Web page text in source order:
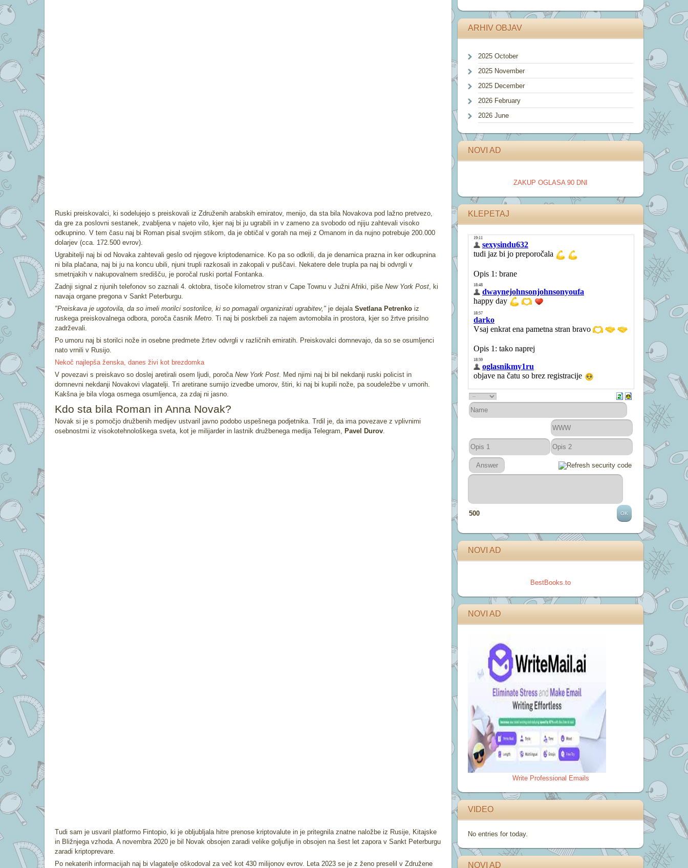
Ruski preiskovalci, ki sodelujejo s preiskovali iz Združenih arabskih emiratov, menijo, da sta bila Novakova pod lažno pretvezo,
da gre za poslovni sestanek, zvabljena v najeto vilo, kjer naj bi ju ugrabili in v zameno za svobodo od njiju zahtevali visoko
odkupnino. V tem času naj bi Roman pisal svojim stikom, da je obtičal v gorah na meji z Omanom in da nujno potrebuje 200.000
dolarjev (cca. 172.500 evrov).
Ugrabitelji naj bi od Novaka zahtevali geslo od njegove kriptodenarnice. Ko pa so odkrili, da je denarnica prazna in ker odkupnina
ni bila plačana, naj bi ju na koncu ubili, njuni trupli razkosali in zakopali v puščavi. Nekatere dele trupla pa naj bi odvrgli v
smetnjakih v nakupovalnem središču, je poročal ruski portal Fontanka.
Zadnji signal z njunih telefonov so zaznali 4. oktobra, tisoče kilometrov stran v Cape Townu v Južni Afriki, piše New York Post, ki
navaja organe pregona v Sankt Peterburgu.
"Preiskava je ugotovila, da so imeli morilci sostorilce, ki so pomagali organizirati ugrabitev," je dejala Svetlana Petrenko iz
ruskega preiskovalnega odbora, poroča časnik Metro. Ti naj bi poskrbeli za najem avtomobila in prostora, kjer so žrtve prisilno
zadrževali.
Po umoru naj bi storilci nože in osebne predmete žrtev odvrgli v različnih emiratih. Preiskovalci domnevajo, da so se osumljenci
nato vrnili v Rusijo.
Nekoč najlepša ženska, danes živi kot brezdomka
V povezavi s preiskavo so doslej aretirali osem ljudi, poroča New York Post. Med njimi naj bi bil nekdanji ruski policist in
domnevni nekdanji Novakovi vlagatelji. Tri aretirane sumijo izvedbe umorov, štiri, ki naj bi kupili nože, pa soudeležbe v umorih.
Kakšna je bila vloga osmega osumljenca, za zdaj ni jasno.
Kdo sta bila Roman in Anna Novak?
Novak si je s pomočjo družbenih medijev ustvaril javno podobo uspešnega podjetnika. Trdil je, da ima povezave z vplivnimi
osebnostmi iz visokotehnološkega sveta, kot je milijarder in lastnik družbenega medija Telegram, Pavel Durov.
Tudi sam je usvaril platformo Fintopio, ki je obljubljala hitre prenose kriptovalute in je pritegnila znatne naložbe iz Rusije, Kitajske
in Bližnjega vzhoda. A novembra 2020 je bil Novak obsojen zaradi velike goljufije in obsojen na šest let zapora v Sankt Peterburgu
zaradi kriptoprevare.
Po nekaterih informacijah naj bi vlagatelje oškodoval za več kot 430 milijonov evrov. Leta 2023 se je z ženo preselil v Združene
ARHIV OBJAV
2025 October
2025 November
2025 December
2026 February
2026 June
NOVI AD
ZAKUP OGLASA 90 DNI
KLEPETAJ
500
NOVI AD
BestBooks.to
NOVI AD
Write Professional Emails
VIDEO
No entries for today.
NOVI AD